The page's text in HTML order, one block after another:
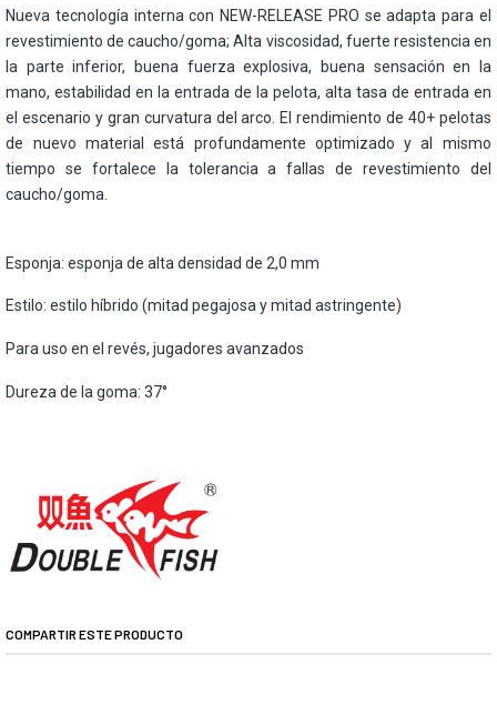
Nueva tecnología interna con NEW-RELEASE PRO se adapta para el
revestimiento de caucho/goma; Alta viscosidad, fuerte resistencia en
la parte inferior, buena fuerza explosiva, buena sensación en la
mano, estabilidad en la entrada de la pelota, alta tasa de entrada en
el escenario y gran curvatura del arco. El rendimiento de 40+ pelotas
de nuevo material está profundamente optimizado y al mismo
tiempo se fortalece la tolerancia a fallas de revestimiento del
caucho/goma.
Esponja: esponja de alta densidad de 2,0 mm
Estilo: estilo híbrido (mitad pegajosa y mitad astringente)
Para uso en el revés, jugadores avanzados
Dureza de la goma: 37°
COMPARTIR ESTE PRODUCTO